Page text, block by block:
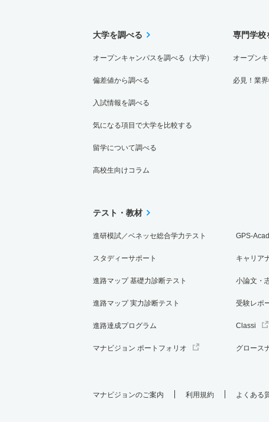
大学を調べる
オープンキャンパスを調べる（大学）
偏差値から調べる
入試情報を調べる
気になる項目で大学を比較する
留学について調べる
高校生向けコラム
専門学校
オープン
必見！業
テスト・教材
進研模試／ベネッセ総合学力テスト
スタディーサポート
進路マップ 基礎力診断テスト
進路マップ 実力診断テスト
進路達成プログラム
マナビジョン ポートフォリオ
GPS-
キャリア
小論文・
受験レポ
Classi
グロース
マナビジョンのご案内 利用規約 よくある